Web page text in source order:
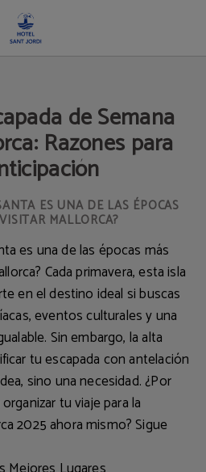
de Semana
Razones para
ES UNA DE LAS ÉPOCAS
MALLORCA?
es una de las épocas más
Cada primavera, esta isla
en el destino ideal si buscas
eventos culturales y una
Sin embargo, la alta
tu escapada con antelación
sino una necesidad. ¿Por
tu viaje para la
2025 ahora mismo? Sigue